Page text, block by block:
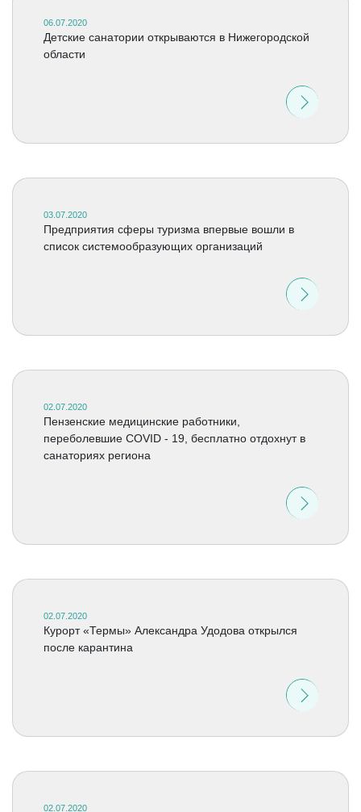
06.07.2020
Детские санатории открываются в Нижегородской
области
03.07.2020
Предприятия сферы туризма впервые вошли в
список системообразующих организаций
02.07.2020
Пензенские медицинские работники,
переболевшие COVID - 19, бесплатно отдохнут в
санаториях региона
02.07.2020
Курорт «Термы» Александра Удодова открылся
после карантина
02.07.2020